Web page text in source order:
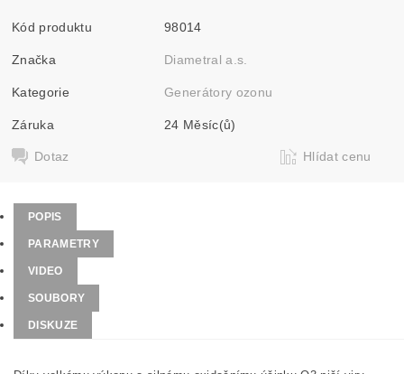
Kód produktu 98014
Značka Diametral a.s.
Kategorie Generátory ozonu
Záruka 24 Měsíc(ů)
Dotaz Hlídat cenu
POPIS
PARAMETRY
VIDEO
SOUBORY
DISKUZE